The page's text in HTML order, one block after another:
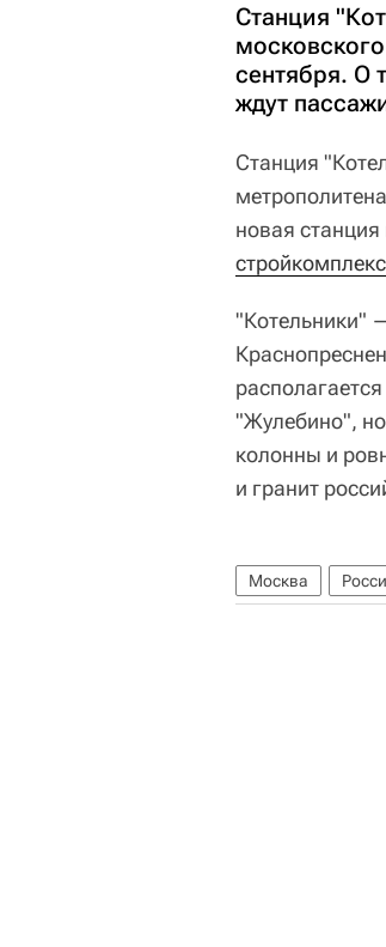
Станция
сентября. О
ждут
Станция
новая
"Котельники"
"Жулебино",
колонны и
и гранит
Москва